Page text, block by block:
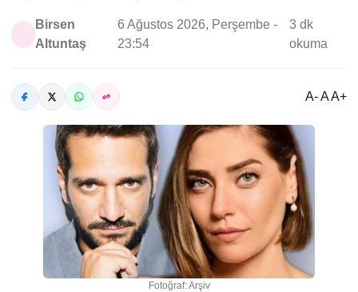
Birsen
Altuntaş
6 Ağustos 2026, Perşembe -
23:54
3 dk
okuma
A- A A+
Fotoğraf: Arşiv